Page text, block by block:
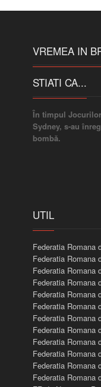
VREMEA IN
STIATI CA...
În timpul
Sydney, s-au
bombă.
UTIL
Federatia Romana
Federatia Romana
Federatia Romana
Federatia Romana
Federatia Romana
Federatia Romana
Federatia Romana
Federatia Romana
Federatia Romana
Federatia Romana
Federatia Romana
Federatia Romana